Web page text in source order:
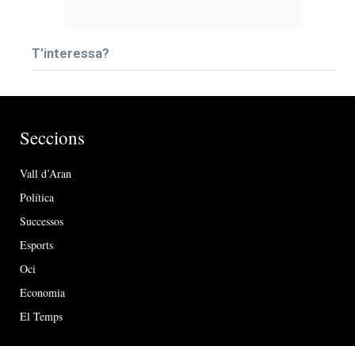
T’interessa?
Seccions
Vall d’Aran
Política
Successos
Esports
Oci
Economia
El Temps